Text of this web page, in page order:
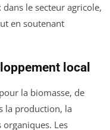
le secteur agricole,
en soutenant
local
la biomasse, de
la production, la
Les